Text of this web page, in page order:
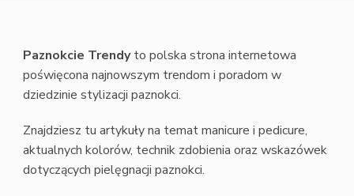
Paznokcie Trendyto polska strona internetowa
poświęcona najnowszym trendom i poradom w
dziedzinie stylizacji paznokci.
Znajdziesz tu artykuły na temat manicure i pedicure,
aktualnych kolorów, technik zdobienia oraz wskazówek
dotyczących pielęgnacji paznokci.